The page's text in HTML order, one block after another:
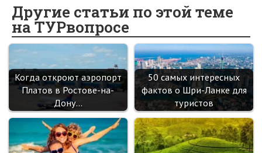
o
o
k
o
kl
as
sn
ik
i
er dI
n
es
t
a
m
Другие статьи по этой теме
на ТУРвопросе
Когда откроют аэропорт
Платов в Ростове-на-
Дону…
50 самых интересных
фактов о Шри-Ланке для
туристов